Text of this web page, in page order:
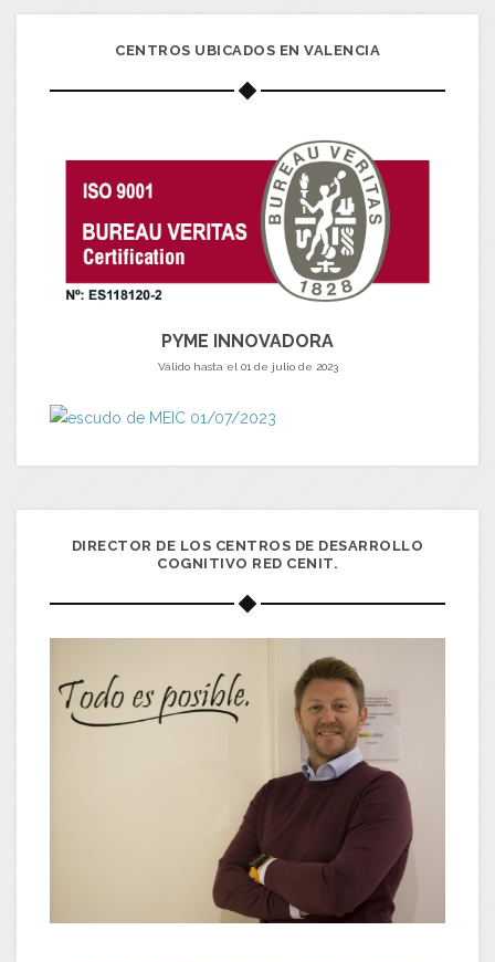
CENTROS UBICADOS EN VALENCIA
PYME INNOVADORA
Válido hasta el 01 de julio de 2023
DIRECTOR DE LOS CENTROS DE DESARROLLO
COGNITIVO RED CENIT.